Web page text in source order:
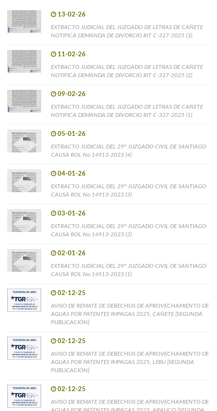
13-02-26
EXTRACTO JUDICIAL DEL JUZGADO DE LETRAS DE CAÑETE
NOTIFICA DEMANDA DE DIVORCIO RIT C-327-2025 (3)
11-02-26
EXTRACTO JUDICIAL DEL JUZGADO DE LETRAS DE CAÑETE
NOTIFICA DEMANDA DE DIVORCIO RIT C-327-2025 (2)
09-02-26
EXTRACTO JUDICIAL DEL JUZGADO DE LETRAS DE CAÑETE
NOTIFICA DEMANDA DE DIVORCIO RIT C-327-2025 (1)
05-01-26
EXTRACTO JUDICIAL DEL 29° JUZGADO CIVIL DE SANTIAGO
CAUSA ROL No.14913-2023 (4)
04-01-26
EXTRACTO JUDICIAL DEL 29° JUZGADO CIVIL DE SANTIAGO
CAUSA ROL No.14913-2023 (3)
03-01-26
EXTRACTO JUDICIAL DEL 29° JUZGADO CIVIL DE SANTIAGO
CAUSA ROL No.14913-2023 (2)
02-01-26
EXTRACTO JUDICIAL DEL 29° JUZGADO CIVIL DE SANTIAGO
CAUSA ROL No.14913-2023 (1)
02-12-25
AVISO DE REMATE DE DERECHOS DE APROVECHAMIENTO DE
AGUAS POR PATENTES IMPAGAS 2025, CAÑETE [SEGUNDA
PUBLICACIÓN]
02-12-25
AVISO DE REMATE DE DERECHOS DE APROVECHAMIENTO DE
AGUAS POR PATENTES IMPAGAS 2025, LEBU [SEGUNDA
PUBLICACIÓN]
02-12-25
AVISO DE REMATE DE DERECHOS DE APROVECHAMIENTO DE